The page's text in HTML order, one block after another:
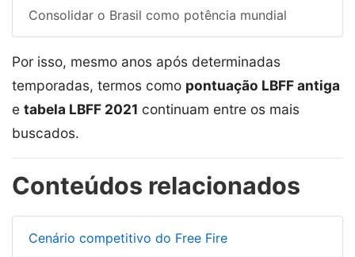
Consolidar o Brasil como potência mundial
Por isso, mesmo anos após determinadas
temporadas, termos como pontuação LBFF antiga
e tabela LBFF 2021 continuam entre os mais
buscados.
Conteúdos relacionados
Cenário competitivo do Free Fire